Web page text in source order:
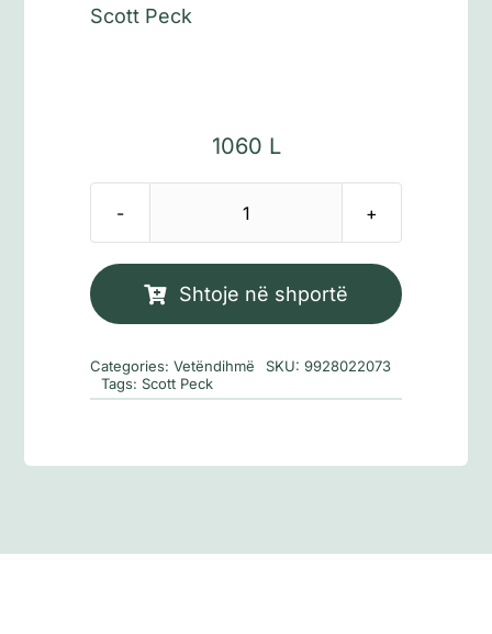
Scott Peck
1060 L
Sasi
në
të
Shtoje në shportë
Categories:Vetëndihmë SKU:9928022073
Tags: Scott Peck